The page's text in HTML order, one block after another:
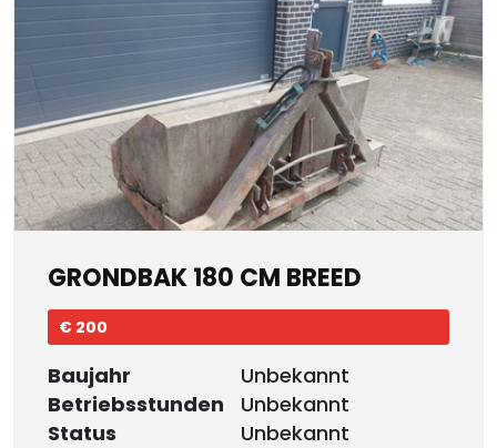
GRONDBAK 180 CM BREED
€ 200
Baujahr
Unbekannt
Betriebsstunden
Unbekannt
Status
Unbekannt